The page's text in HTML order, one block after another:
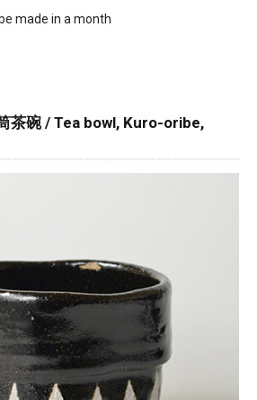
made in a month
碗 / Tea bowl, Kuro-oribe,